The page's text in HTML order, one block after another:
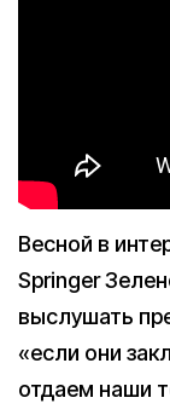
Весной в
Springer
выслушать
«если они
отдаем наши